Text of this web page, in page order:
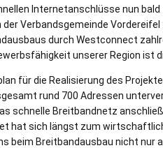
Internetanschlüsse nun
Verbandsgemeinde
durch Westconnect
unserer Region ist
für die Realisierung des
rund 700 Adressen
schnelle Breitbandnetz
hat sich längst zum
beim Breitbandausbau nicht nur